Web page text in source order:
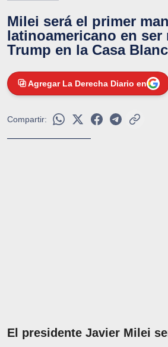
Milei será el primer
latinoamericano en
Trump en la Casa
Agregar La Derecha Diario en
Compartir:
El presidente Javier Milei